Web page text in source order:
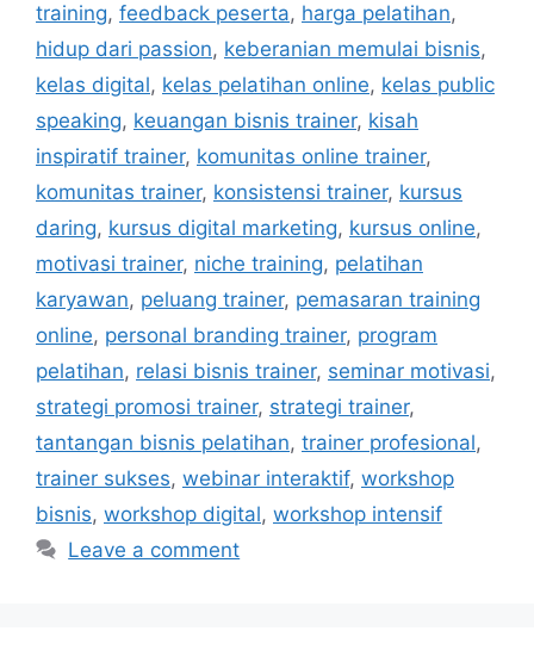
training, feedback peserta, harga pelatihan,
hidup dari passion, keberanian memulai bisnis,
kelas digital, kelas pelatihan online, kelas public
speaking, keuangan bisnis trainer, kisah
inspiratif trainer, komunitas online trainer,
komunitas trainer, konsistensi trainer, kursus
daring, kursus digital marketing, kursus online,
motivasi trainer, niche training, pelatihan
karyawan, peluang trainer, pemasaran training
online, personal branding trainer, program
pelatihan, relasi bisnis trainer, seminar motivasi,
strategi promosi trainer, strategi trainer,
tantangan bisnis pelatihan, trainer profesional,
trainer sukses, webinar interaktif, workshop
bisnis, workshop digital, workshop intensif
Leave a comment